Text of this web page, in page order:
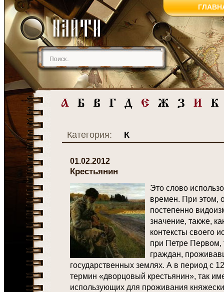
Категория: К
01.02.2012
Крестьянин
Это слово
времен. При этом,
постепенно
значение, также,
контексты своего
при Петре Первом,
граждан,
государственных землях. А в период с
термин «дворцовый крестьянин», так
использующих для проживания